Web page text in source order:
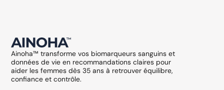
Ainoha™ transforme vos biomarqueurs sanguins et
données de vie en recommandations claires pour
aider les femmes dès 35 ans à retrouver équilibre,
confiance et contrôle.